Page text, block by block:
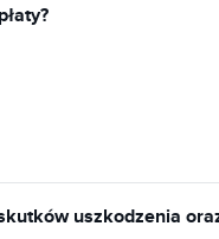
uszkodzenia